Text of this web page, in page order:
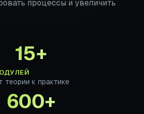
процессы и увеличить
15+
теории к практике
600+